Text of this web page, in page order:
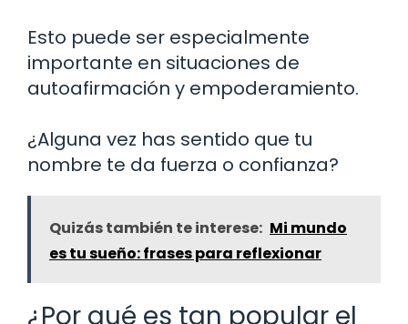
Esto puede ser especialmente
importante en situaciones de
autoafirmación y empoderamiento.
¿Alguna vez has sentido que tu
nombre te da fuerza o confianza?
Quizás también te interese: Mi mundo
es tu sueño: frases para reflexionar
¿Por qué es tan popular el